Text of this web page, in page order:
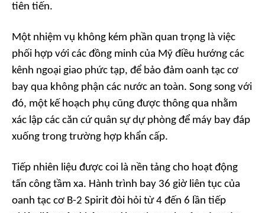
tiên tiến.
Một nhiệm vụ không kém phần quan trọng là việc
phối hợp với các đồng minh của Mỹ điều hướng các
kênh ngoại giao phức tạp, để bảo đảm oanh tạc cơ
bay qua không phận các nước an toàn. Song song với
đó, một kế hoạch phụ cũng được thông qua nhằm
xác lập các căn cứ quân sự dự phòng để máy bay đáp
xuống trong trường hợp khẩn cấp.
Tiếp nhiên liệu được coi là nền tảng cho hoạt động
tấn công tầm xa. Hành trình bay 36 giờ liên tục của
oanh tạc cơ B-2 Spirit đòi hỏi từ 4 đến 6 lần tiếp